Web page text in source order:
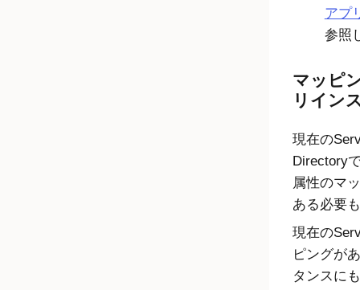
アプ
参照
マッピ
リイン
現在の
Directory
属性のマ
ある必要
現在の
ピングが
タンスに